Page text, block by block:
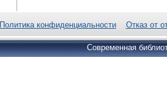
Политика конфиденциальности Отказ от
Современная